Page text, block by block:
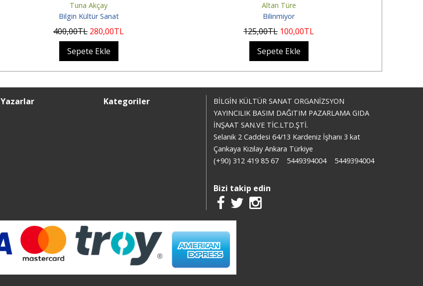
Tuna Akçay
Bilgin Kültür Sanat
400,00TL 280,00TL
Sepete Ekle
Altan Türe
Bilinmiyor
125,00TL 100,00TL
Sepete Ekle
Yazarlar Kategoriler
BİLGİN KÜLTÜR SANAT ORGANİZSYON
YAYINCILIK BASIM DAĞITIM PAZARLAMA GIDA
İNŞAAT SAN.VE TİC.LTD.ŞTİ.
Selanik 2 Caddesi 64/13 Kardeniz İşhanı 3 kat
Çankaya Kızılay Ankara Türkiye
(+90) 312 419 85 67
5449394004 5449394004
Bizi takip edin